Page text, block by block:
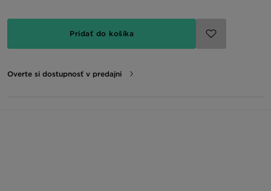
Pridať do košíka
Overte si dostupnosť v predajni